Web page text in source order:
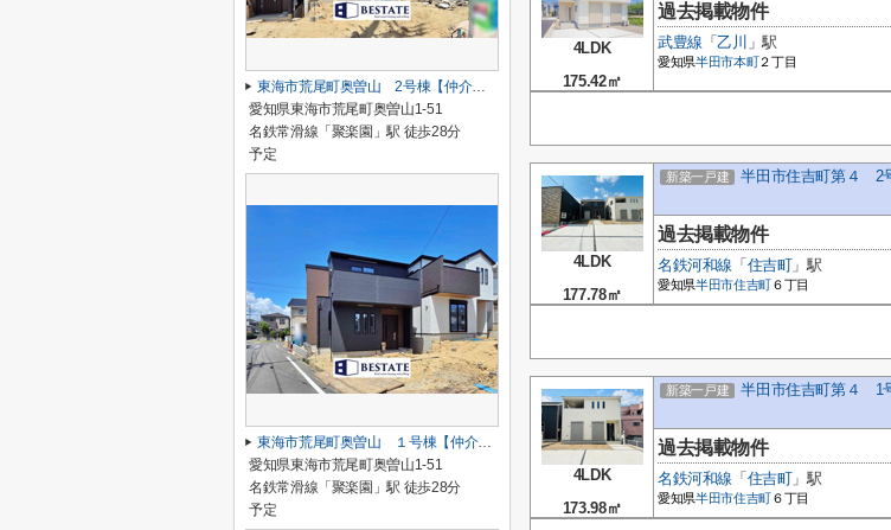
4LDK
175.42㎡
過去掲載物件
武豊線 「乙川 」駅
愛知県半田市本町 ２丁目
4LDK
177.78㎡
新築一戸建 半田市住吉町第４ 2
過去掲載物件
名鉄河和線 「 住吉町」駅
愛知県半田市住吉町 ６丁目
4LDK
173.98㎡
新築一戸建 半田市住吉町第４ 1
過去掲載物件
名鉄河和線 「 住吉町」駅
愛知県半田市住吉町 ６丁目
東海市荒尾町奥曽山 2号棟【仲介手数料0円】
愛知県東海市荒尾町奥曽山1-51
名鉄常滑線「聚楽園」駅 徒歩28分
予定
東海市荒尾町奥曽山 １号棟【仲介手数料0円】
愛知県東海市荒尾町奥曽山1-51
名鉄常滑線「聚楽園」駅 徒歩28分
予定